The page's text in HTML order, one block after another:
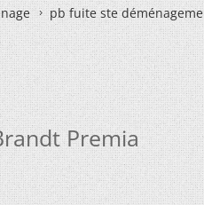
pb fuite ste
Premia